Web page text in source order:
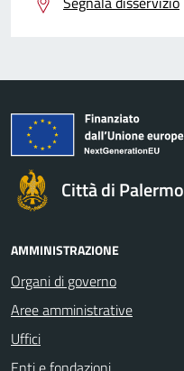
Città di Palermo
AMMINISTRAZIONE
Organi di governo
Aree amministrative
Uffici